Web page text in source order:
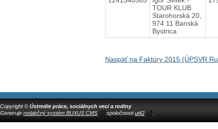
TOUR KLUB
Starohorská 20,
974 11 Banská
Bystrica
Naspäť na Faktúry 2015 (ÚPSVR
Copyright © Ústredie práce, sociálnych vecí a rodiny
Generuje redakčný systém BUXUS CMS spoločnostiui42